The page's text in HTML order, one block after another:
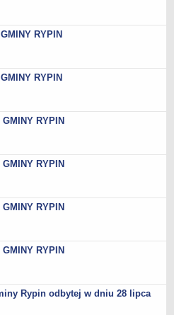
- warsztatowa
urzędnicze
stanowiska urzędnicze
wymagania formalne w naborach na
urzędnicze
RYPIN
RYPIN
RYPIN
RYPIN
RYPIN
RYPIN
Rypin odbytej w dniu 28 lipca